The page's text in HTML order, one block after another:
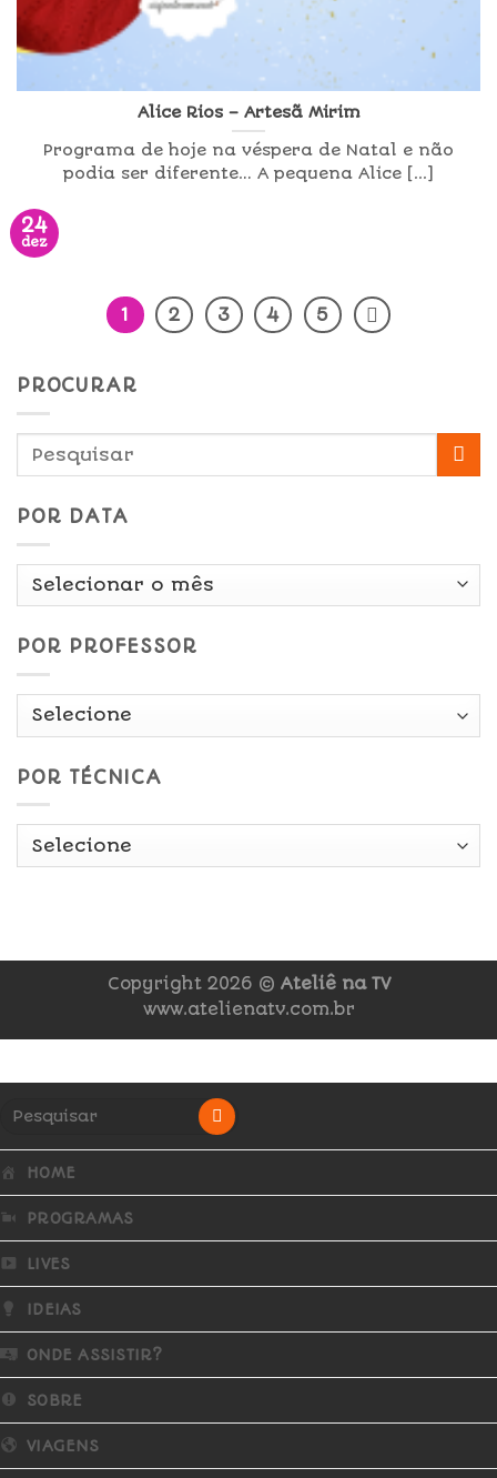
Alice Rios – Artesã Mirim
Programa de hoje na véspera de Natal e não
podia ser diferente… A pequena Alice [...]
24
dez
1 2 3 4 5
PROCURAR
POR DATA
Por
POR PROFESSOR
POR TÉCNICA
Copyright 2026 © Ateliê na TV
www.atelienatv.com.br
HOME
PROGRAMAS
LIVES
IDEIAS
ONDE ASSISTIR?
SOBRE
VIAGENS